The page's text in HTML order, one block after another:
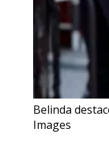
Belinda
Images